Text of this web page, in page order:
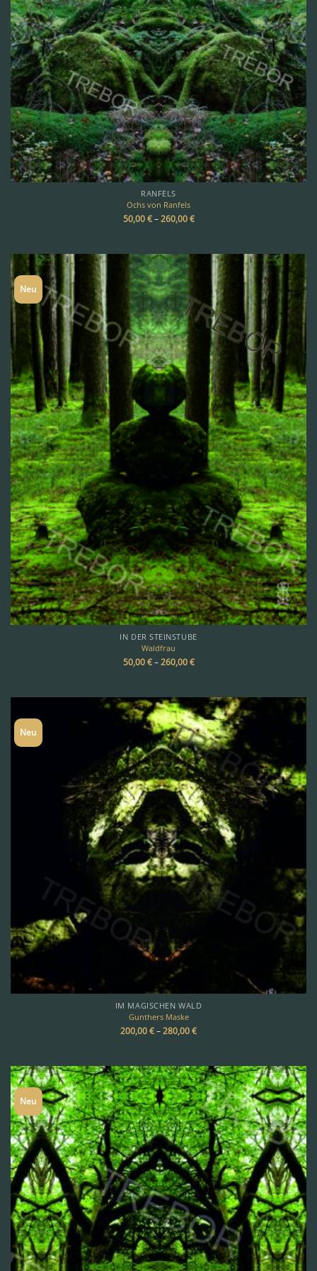
RANFELS
Ochs von Ranfels
50,00€–260,00€
Neu
IN DER STEINSTUBE
Waldfrau
50,00€–260,00€
Neu
IM MAGISCHEN WALD
Gunthers Maske
200,00€–280,00€
Neu